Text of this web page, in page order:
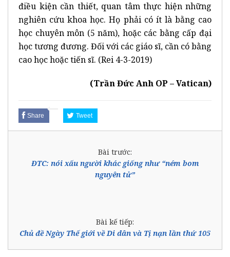
điều kiện cần thiết, quan tâm thực hiện những
nghiên cứu khoa học. Họ phải có ít là bằng cao
học chuyên môn (5 năm), hoặc các bằng cấp đại
học tương đương. Đối với các giáo sĩ, cần có bằng
cao học hoặc tiến sĩ. (Rei 4-3-2019)
(Trần Đức Anh OP – Vatican)
Share Tweet
Bài trước:
ĐTC: nói xấu người khác giống như “ném bom
nguyên tử”
Bài kế tiếp:
Chủ đề Ngày Thế giới về Di dân và Tị nạn lần thứ 105